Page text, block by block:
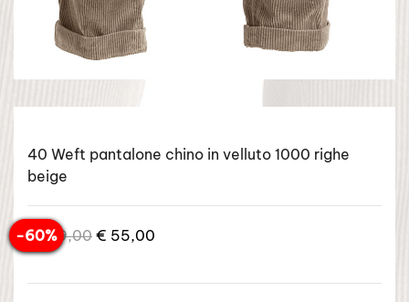
40 Weft pantalone chino in velluto 1000 righe
beige
€139,00 Il
€ 55,00
-60%